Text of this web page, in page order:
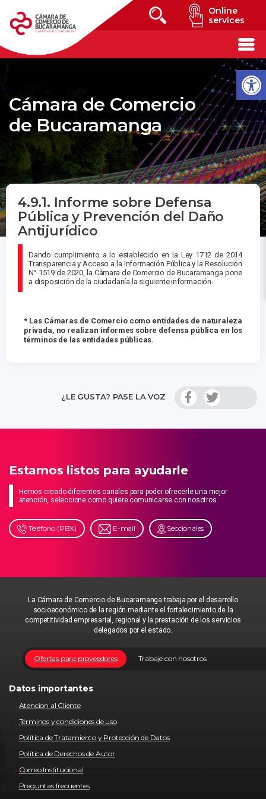
Online
services
Cámara de Comercio
de Bucaramanga
4.9.1. Informe sobre Defensa
Pública y Prevención del Daño
Antijurídico
Dando cumplimiento a lo establecido en la Ley 1712 de 2014
Transparencia y Acceso a la Información Pública y la Resolución
N° 1519 de 2020, la Cámara de Comercio de Bucaramanga pone
a disposición de la ciudadanía la siguiente información.
* Las Cámaras de Comercio como entidades de naturaleza
privada, no realizan informes sobre defensa pública en los
términos de las entidades públicas.
¿LE GUSTA? PASE LA VOZ
Estamos listos para ayudarle
Hemos creado diferentes canales para poder ofrecerle una mejor
atención, seleccione como quiere comunicarse con nosotros.
Teléfono (PBX) E-mail Seccionales
La Cámara de Comercio de Bucaramanga trabaja por el desarrollo
socioeconómico de la región mediante el fortalecimiento de la
competitividad empresarial, regional y la prestación de los servicios
delegados por el estado.
Trabaje con nosotros
Ofertas para proveedores
Datos importantes
Atencion al Cliente
Términos y condiciones de uso
Política de Tratamiento y Protección de Datos
Política de Derechos de Autor
Correo Institucional
Preguntas frecuentes